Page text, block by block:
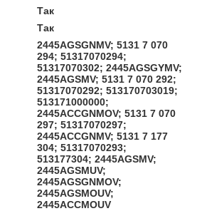
Так
Так
2445AGSGNMV; 5131 7 070
294; 51317070294;
51317070302; 2445AGSGYMV;
2445AGSMV; 5131 7 070 292;
51317070292; 513170703019;
513171000000;
2445ACCGNMOV; 5131 7 070
297; 51317070297;
2445ACCGNMV; 5131 7 177
304; 51317070293;
513177304; 2445AGSMV;
2445AGSMUV;
2445AGSGNMOV;
2445AGSMOUV;
2445ACCMOUV